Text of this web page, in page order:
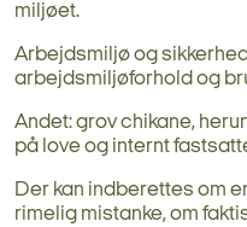
miljøet.
Arbejdsmiljø og
arbejdsmiljøforhold og
Andet: grov chikane,
på love og internt
Der kan indberettes om
rimelig mistanke, om